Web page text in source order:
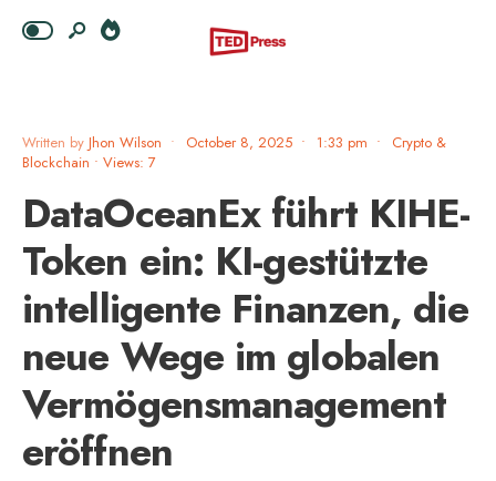
Written by Jhon Wilson • October 8, 2025 • 1:33 pm •
Crypto &
Blockchain • Views: 7
DataOceanEx führt KIHE-
Token ein: KI-gestützte
intelligente Finanzen, die
neue Wege im globalen
Vermögensmanagement
eröffnen